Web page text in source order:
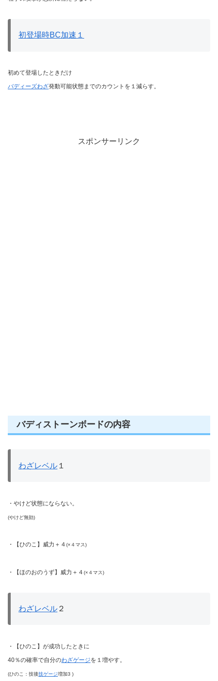
初登場時BC加速１
初めて登場したときだけ
バディーズわざ発動可能状態までのカウントを１減らす。
スポンサーリンク
バディストーンボードの内容
わざレベル １
・やけど状態にならない。
(やけど無効)
・【ひのこ】威力＋４(×４マス)
・【ほのおのうず】威力＋４(×４マス)
わざレベル ２
・【ひのこ】が成功したときに
40％の確率で自分のわざゲージを１増やす。
(ひのこ：技後技ゲージ増加3 )